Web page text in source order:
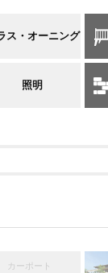
ス・オーニング
照明
カーポート